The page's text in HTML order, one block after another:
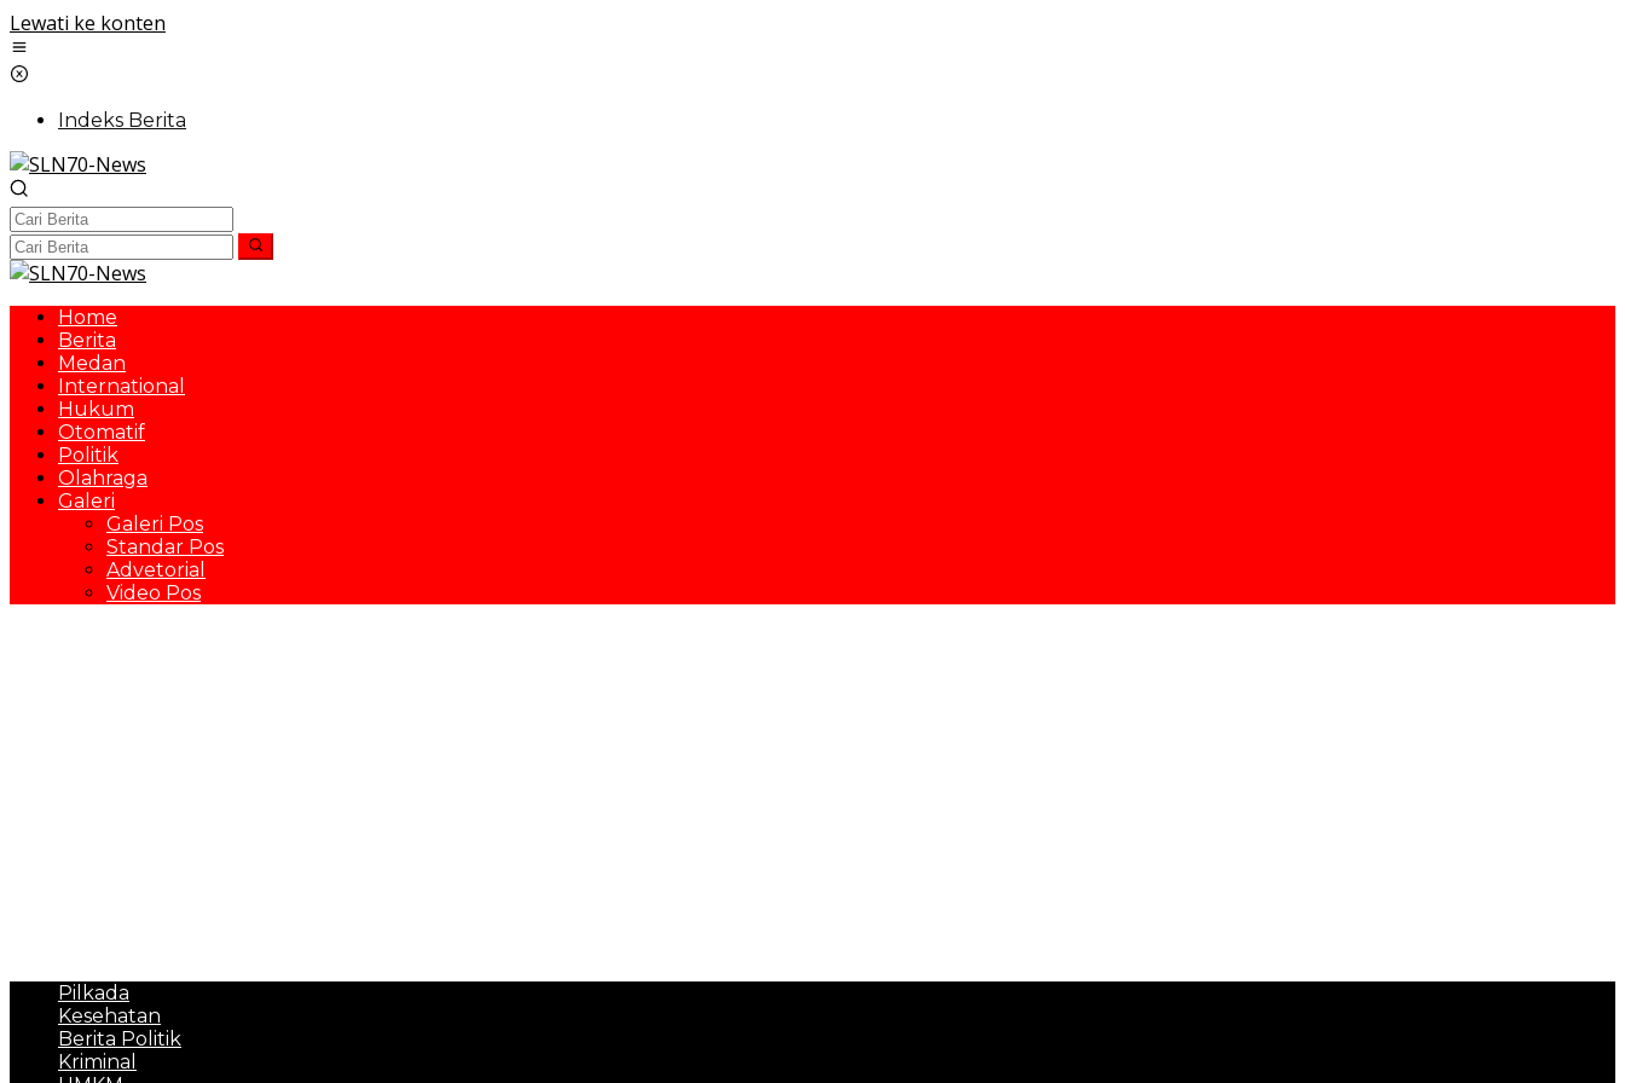
Lewati ke konten
Indeks Berita
Home
Berita
Medan
International
Hukum
Otomatif
Politik
Olahraga
Galeri
Galeri Pos
Standar Pos
Advetorial
Video Pos
Pilkada
Kesehatan
Berita Politik
Kriminal